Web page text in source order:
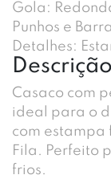
Gola:
Punhos e
Detalhes:
Casaco com
ideal para o
com
Fila. Perfeito
frios.